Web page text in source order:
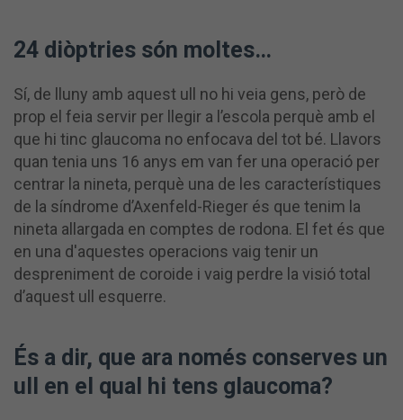
24 diòptries són moltes…
Sí, de lluny amb aquest ull no hi veia gens, però de
prop el feia servir per llegir a l’escola perquè amb el
que hi tinc glaucoma no enfocava del tot bé. Llavors
quan tenia uns 16 anys em van fer una operació per
centrar la nineta, perquè una de les característiques
de la síndrome d’Axenfeld-Rieger és que tenim la
nineta allargada en comptes de rodona. El fet és que
en una d'aquestes operacions vaig tenir un
despreniment de coroide i vaig perdre la visió total
d’aquest ull esquerre.
És a dir, que ara només conserves un
ull en el qual hi tens glaucoma?